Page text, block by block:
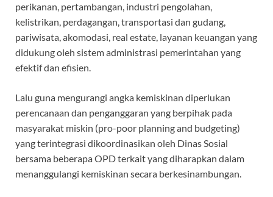
perikanan, pertambangan, industri pengolahan,
kelistrikan, perdagangan, transportasi dan gudang,
pariwisata, akomodasi, real estate, layanan keuangan yang
didukung oleh sistem administrasi pemerintahan yang
efektif dan efisien.
Lalu guna mengurangi angka kemiskinan diperlukan
perencanaan dan penganggaran yang berpihak pada
masyarakat miskin (pro-poor planning and budgeting)
yang terintegrasi dikoordinasikan oleh Dinas Sosial
bersama beberapa OPD terkait yang diharapkan dalam
menanggulangi kemiskinan secara berkesinambungan.